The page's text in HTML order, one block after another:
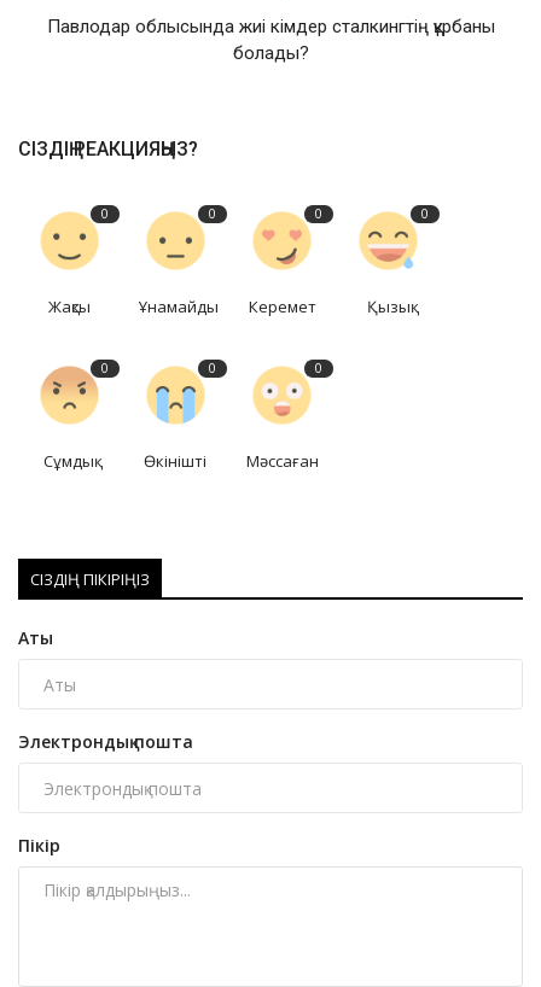
Павлодар облысында жиі кімдер сталкингтің құрбаны
болады?
СІЗДІҢ РЕАКЦИЯҢЫЗ?
0
Жақсы
0
Ұнамайды
0
Керемет
0
Қызық
0
Сұмдық
0
Өкінішті
0
Мәссаған
СІЗДІҢ ПІКІРІҢІЗ
Аты
Электрондық пошта
Пікір